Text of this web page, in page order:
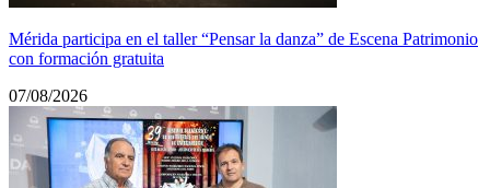
Mérida participa en el taller “Pensar la danza” de Escena Patrimonio
con formación gratuita
07/08/2026